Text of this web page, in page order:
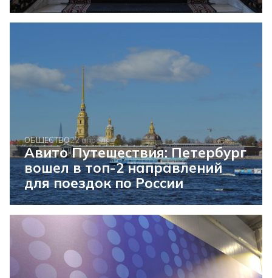
ОБЩЕСТВО22 апреля
Авито Путешествия: Петербург
вошел в топ-2 направлений
для поездок по России